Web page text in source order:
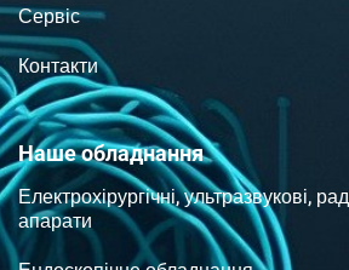
Сервіс
Контакти
Наше обладнання
Електрохірургічні, ультразвукові,
апарати